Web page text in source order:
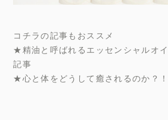
コチラの記事もおススメ
★精油と呼ばれるエッセンシャルオ
記事
★心と体をどうして癒されるのか？！